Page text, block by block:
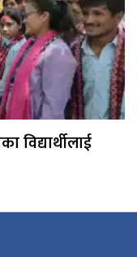
विद्यार्थीलाई